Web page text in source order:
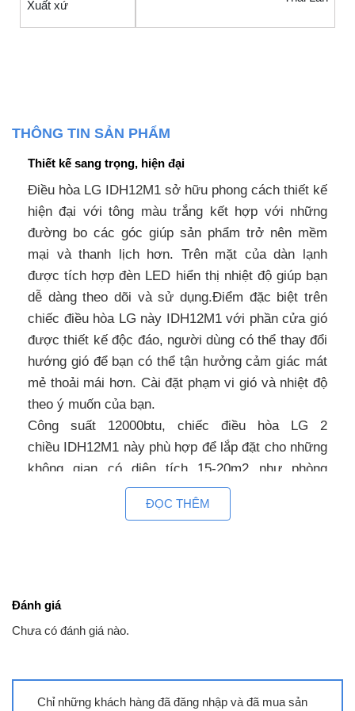
Xuất xứ
THÔNG TIN SẢN PHẨM
Thiết kế sang trọng, hiện đại
Điều hòa LG IDH12M1 sở hữu phong cách thiết kế
hiện đại với tông màu trắng kết hợp với những
đường bo các góc giúp sản phẩm trở nên mềm
mại và thanh lịch hơn. Trên mặt của dàn lạnh
được tích hợp đèn LED hiển thị nhiệt độ giúp bạn
dễ dàng theo dõi và sử dụng.Điểm đặc biệt trên
chiếc điều hòa LG này IDH12M1 với phần cửa gió
được thiết kế độc đáo, người dùng có thể thay đổi
hướng gió để bạn có thể tận hưởng cảm giác mát
mẻ thoải mái hơn. Cài đặt phạm vi gió và nhiệt độ
theo ý muốn của bạn.
Công suất 12000btu, chiếc điều hòa LG 2
chiều IDH12M1 này phù hợp để lắp đặt cho những
không gian có diện tích 15-20m2 như phòng
khách, phòng ngủ hay phòng làm việc nhỏ…
giác thoải mái tối đa:Chế độ làm mát thông
và hoạt động như những chiếc điều hòa thông
trên để làm mát nhanh hơn 23% mà không gây
cảm giác gió lùa.Chế độ Soft Air: Cửa gió phía
ĐỌC THÊM
Đánh giá
Chưa có đánh giá nào.
Chỉ những khách hàng đã đăng nhập và đã mua sản